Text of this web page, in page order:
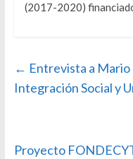
(2017-2020)
← Entrevista a
Integración Social y
Proyecto